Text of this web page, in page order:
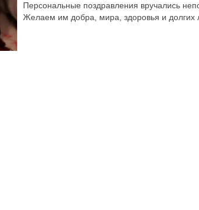
Персональные поздравления вручались
Желаем им добра, мира, здоровья и долгих